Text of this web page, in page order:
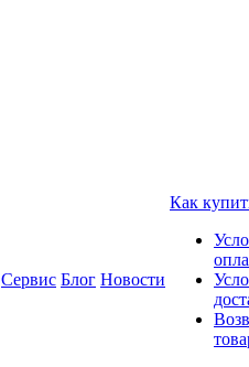
Сервис Блог Новости
Как